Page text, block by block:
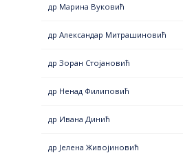
др Марина Вуковић
др Александар Митрашиновић
др Зоран Стојановић
др Ненад Филиповић
др Ивана Динић
др Јелена Живојиновић